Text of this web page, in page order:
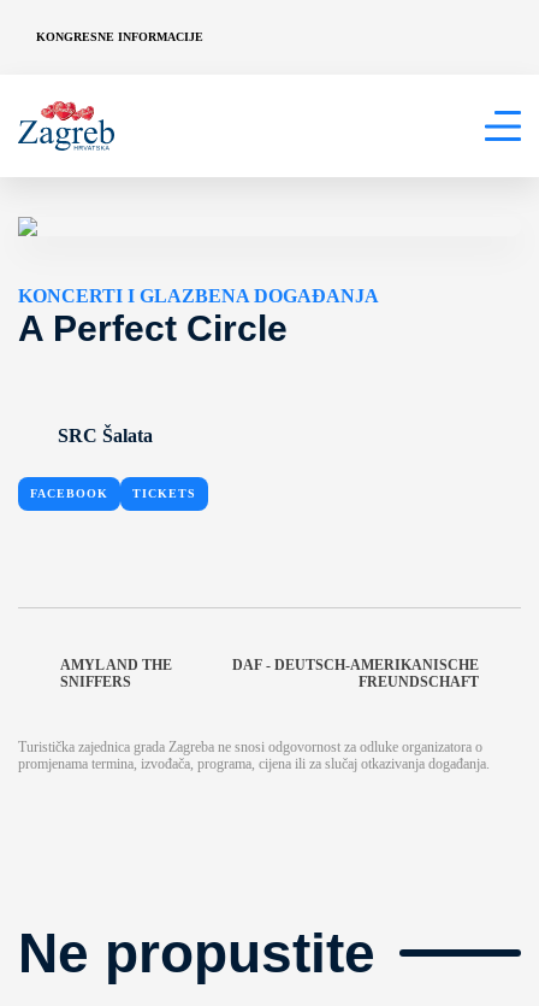
KONGRESNE INFORMACIJE
KONCERTI I GLAZBENA DOGAĐANJA
A Perfect Circle
SRC Šalata
FACEBOOK TICKETS
AMYL AND THE
SNIFFERS
DAF - DEUTSCH-AMERIKANISCHE
FREUNDSCHAFT
Turistička zajednica grada Zagreba ne snosi odgovornost za odluke organizatora o
promjenama termina, izvođača, programa, cijena ili za slučaj otkazivanja događanja.
Ne propustite